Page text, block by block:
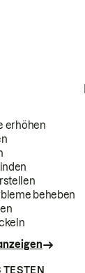
erhöhen
beheben